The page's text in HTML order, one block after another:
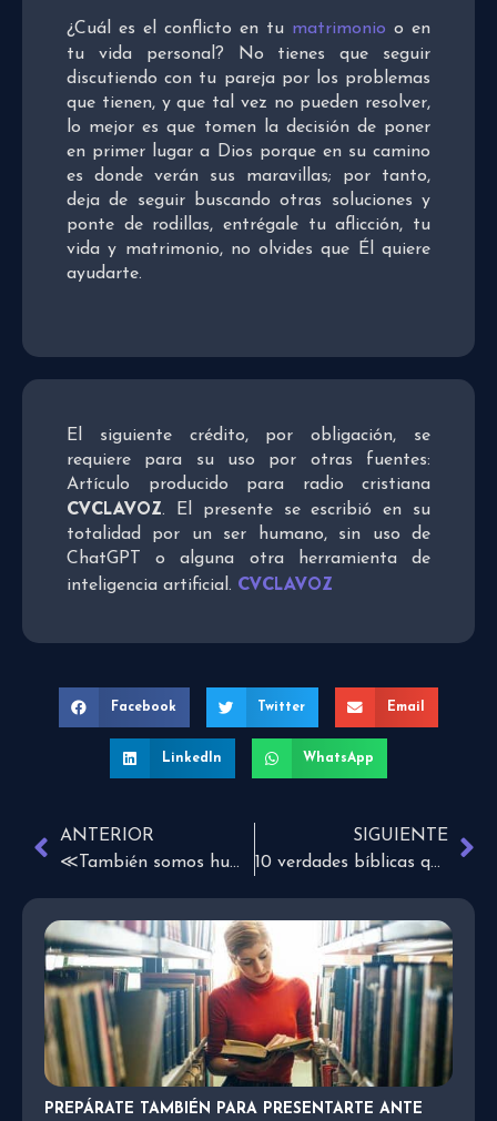
¿Cuál es el conflicto en tu matrimonio o en
tu vida personal? No tienes que seguir
discutiendo con tu pareja por los problemas
que tienen, y que tal vez no pueden resolver,
lo mejor es que tomen la decisión de poner
en primer lugar a Dios porque en su camino
es donde verán sus maravillas; por tanto,
deja de seguir buscando otras soluciones y
ponte de rodillas, entrégale tu aflicción, tu
vida y matrimonio, no olvides que Él quiere
ayudarte.
El siguiente crédito, por obligación, se
requiere para su uso por otras fuentes:
Artículo producido para radio cristiana
CVCLAVOZ. El presente se escribió en su
totalidad por un ser humano, sin uso de
ChatGPT o alguna otra herramienta de
inteligencia artificial. CVCLAVOZ
Facebook Twitter Email
LinkedIn WhatsApp
ANTERIOR
≪También somos humanos≫ | Un médico en la pandemia
SIGUIENTE
10 verdades bíblicas que debes recordar a diario
PREPÁRATE TAMBIÉN PARA PRESENTARTE ANTE